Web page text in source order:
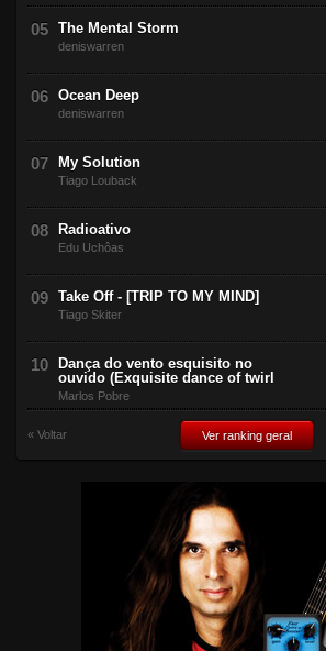
The Mental Storm
deniswarren
Ocean Deep
deniswarren
My Solution
Tiago Louback
Radioativo
Edu Uchôas
Take Off - [TRIP TO MY MIND]
Tiago Skiter
Dança do vento esquisito no
ouvido (Exquisite dance of twirl
Marlos Pobre
« Voltar Ver ranking geral